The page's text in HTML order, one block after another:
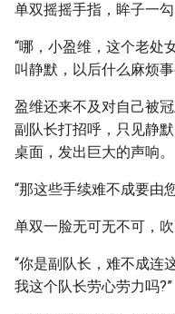
单双摇摇手指，眸子一勾
“哪，小盈维，这个老处
叫静默，以后什么麻烦
盈维还来不及对自己被
副队长打招呼，只见静
桌面，发出巨大的声响。
“那这些手续难不成要由
单双一脸无可无不可，
“你是副队长，难不成连
我这个队长劳心劳力吗?”